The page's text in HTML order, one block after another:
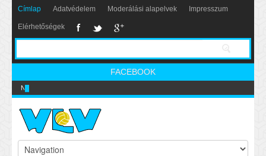
Címlap Adatvédelem Moderálási alapelvek Impresszum
Elérhetőségek
FACEBOOK
Nikics-gól lábbal